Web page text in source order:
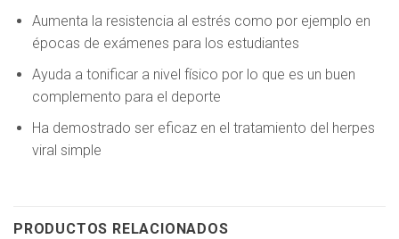
Aumenta la resistencia al estrés como por ejemplo en
épocas de exámenes para los estudiantes
Ayuda a tonificar a nivel físico por lo que es un buen
complemento para el deporte
Ha demostrado ser eficaz en el tratamiento del herpes
viral simple
PRODUCTOS RELACIONADOS